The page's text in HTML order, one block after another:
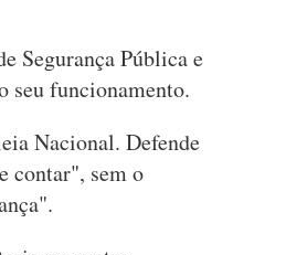
Segurança Pública e
seu funcionamento.
Nacional. Defende
contar", sem o